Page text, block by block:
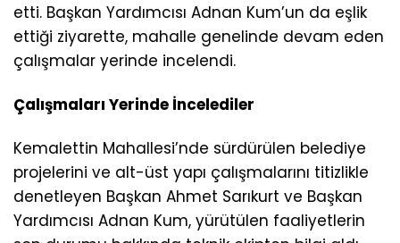
etti. Başkan Yardımcısı Adnan Kum’un da eşlik
ettiği ziyarette, mahalle genelinde devam eden
çalışmalar yerinde incelendi.
Çalışmaları Yerinde İncelediler
Kemalettin Mahallesi’nde sürdürülen belediye
projelerini ve alt-üst yapı çalışmalarını titizlikle
denetleyen Başkan Ahmet Sarıkurt ve Başkan
Yardımcısı Adnan Kum, yürütülen faaliyetlerin